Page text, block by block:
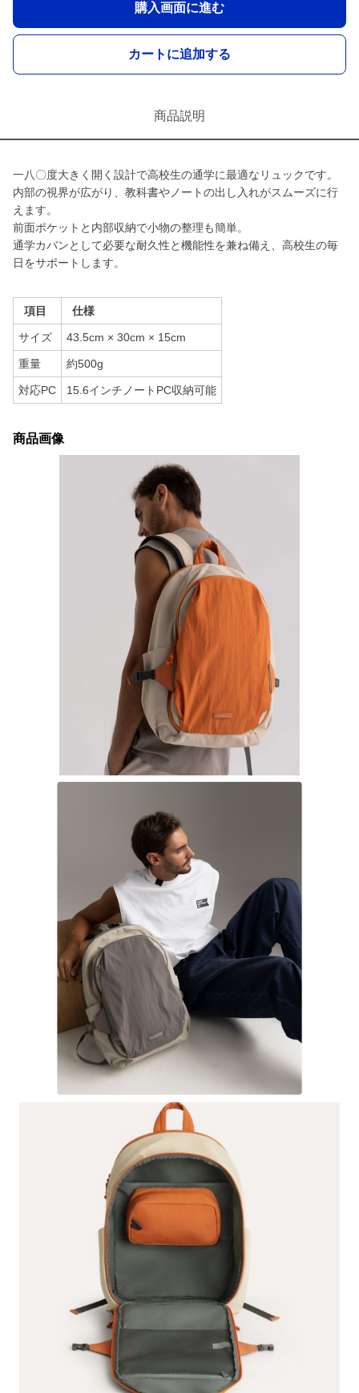
購入画面に進む
カートに追加する
商品説明
一八〇度大きく開く設計で高校生の通学に最適なリュックです。
内部の視界が広がり、教科書やノートの出し入れがスムーズに行
えます。
前面ポケットと内部収納で小物の整理も簡単。
通学カバンとして必要な耐久性と機能性を兼ね備え、高校生の毎
日をサポートします。
項目 仕様
サイズ 43.5cm × 30cm × 15cm
重量 約500g
対応PC 15.6インチノートPC収納可能
商品画像